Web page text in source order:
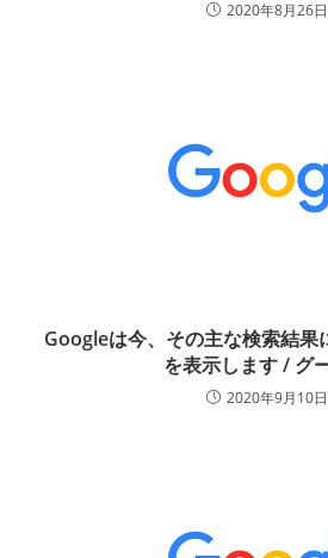
2020年8月26日
Googleは今、その主な検索結果
を表示します / グ
2020年9月10日